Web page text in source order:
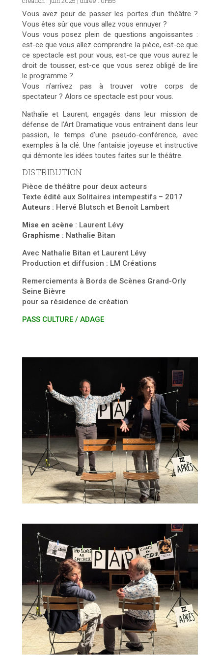
Vous avez peur de passer les portes d’un théâtre ?
Vous êtes sûr que vous allez vous ennuyer ?
Vous vous posez plein de questions angoissantes :
est-ce que vous allez comprendre la pièce, est-ce que
ce spectacle est pour vous, est-ce que vous aurez le
droit de tousser, est-ce que vous serez obligé de lire
le programme ?
Vous n’arrivez pas à trouver votre corps de
spectateur ? Alors ce spectacle est pour vous.
Nathalie et Laurent, engagés dans leur mission de
défense de l’Art Dramatique vous entrainent dans leur
passion, le temps d’une pseudo-conférence, avec
exemples à la clé. Une fantaisie joyeuse et instructive
qui démonte les idées toutes faites sur le théâtre.
DISTRIBUTION
Pièce de théâtre pour deux acteurs
Texte édité aux Solitaires intempestifs – 2017
Auteurs: Hervé Blutsch et Benoît Lambert
Mise en scène : Laurent Lévy
Graphisme : Nathalie Bitan
Avec Nathalie Bitan et Laurent Lévy
Production et diffusion : LM Créations
Remerciements à Bords de Scènes Grand-Orly
Seine Bièvre
pour sa résidence de création
PASS CULTURE / ADAGE